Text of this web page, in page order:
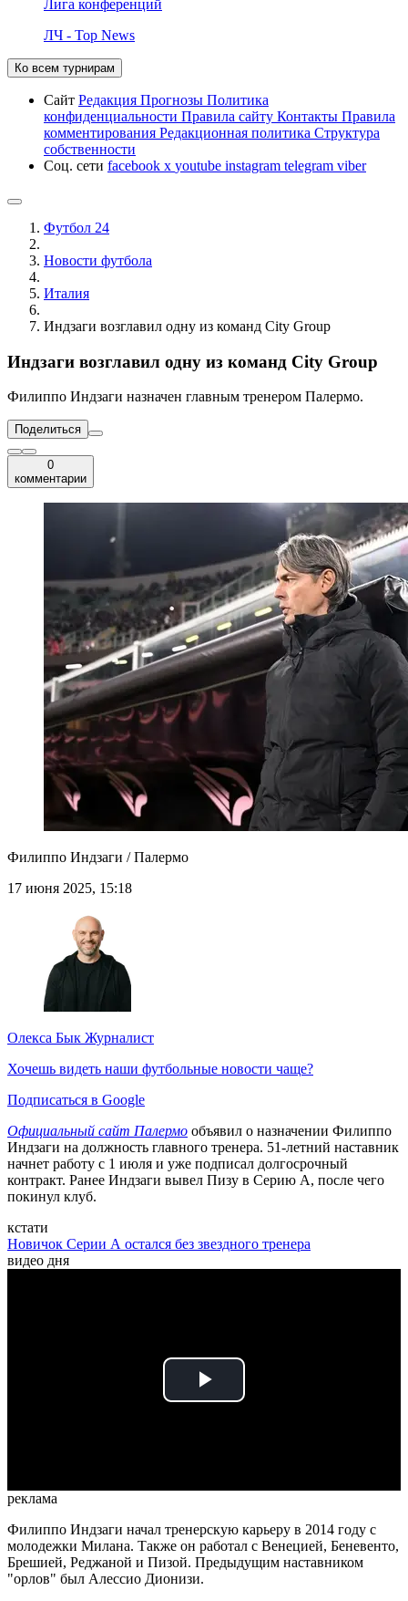
Лига конференций
ЛЧ - Top News
Ко всем турнирам
Сайт Редакция Прогнозы Политика
конфиденциальности Правила сайту Контакты Правила
комментирования Редакционная политика Структура
собственности
Соц. сети facebook x youtube instagram telegram viber
Футбол 24
Новости футбола
Италия
Индзаги возглавил одну из команд City Group
Индзаги возглавил одну из команд City Group
Филиппо Индзаги назначен главным тренером Палермо.
Поделиться
0
комментарии
Филиппо Индзаги / Палермо
17 июня 2025, 15:18
Олекса Бык Журналист
Хочешь видеть наши футбольные новости чаще?
Подписаться в Google
Официальный сайт Палермо объявил о назначении Филиппо
Индзаги на должность главного тренера. 51-летний наставник
начнет работу с 1 июля и уже подписал долгосрочный
контракт. Ранее Индзаги вывел Пизу в Серию А, после чего
покинул клуб.
кстати
Новичок Серии А остался без звездного тренера
видео дня
Play
реклама
Филиппо Индзаги начал тренерскую карьеру в 2014 году с
молодежки Милана. Также он работал с Венецией, Беневенто,
Брешией, Реджаной и Пизой. Предыдущим наставником
"орлов" был Алессио Дионизи.